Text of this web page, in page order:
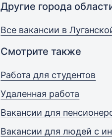
Другие города
Все вакансии в
Смотрите также
Работа для студентов
Удаленная работа
Вакансии для
Вакансии для людей с